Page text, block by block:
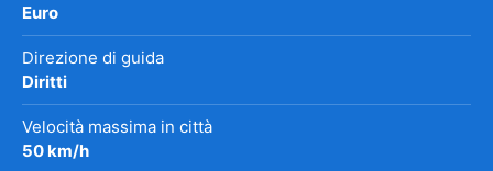
Euro
Direzione di guida
Diritti
Velocità massima in città
50 km/h